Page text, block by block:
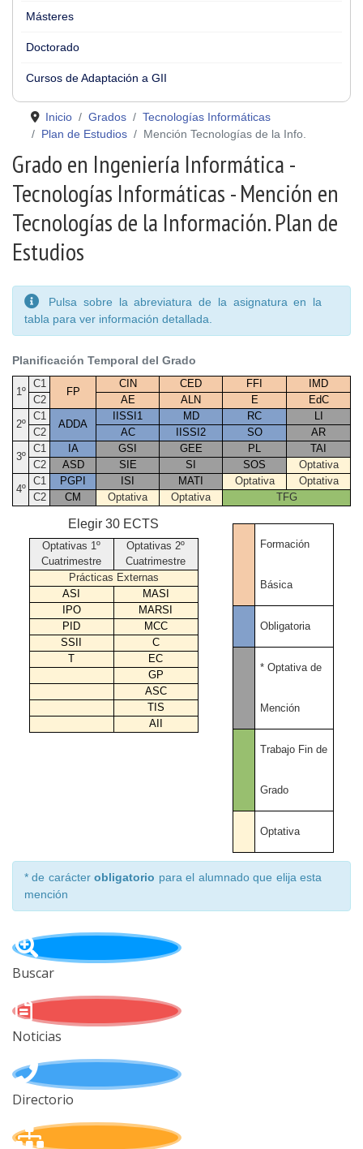
Másteres
Doctorado
Cursos de Adaptación a GII
Inicio Grados
Tecnologías Informáticas
Plan de Estudios
Mención Tecnologías de la Info.
Grado en Ingeniería Informática -
Tecnologías Informáticas - Mención en
Tecnologías de la Información. Plan de
Estudios
Pulsa sobre la abreviatura de la asignatura en la
tabla para ver información detallada.
Planificación Temporal del Grado
1º
C1
FP
CIN CED FFI
IMD
C2
AE ALN E EdC
2º
C1
ADDA
IISSI1 MD RC
LI
C2
AC IISSI2 SO AR
3º
C1 IA GSI GEE PL
TAI
C2
ASD SIE SI SOS Optativa
4º
C1 PGPI ISI MATI Optativa
Optativa
C2
CM Optativa Optativa TFG
Elegir 30 ECTS
Optativas 1º
Cuatrimestre
Optativas 2º
Cuatrimestre
Prácticas Externas
ASI
MASI
IPO
MARSI
PID
MCC
SSII
C
EC
GP
ASC
TIS
AII
Formación
Básica
Obligatoria
* Optativa de
Mención
Trabajo Fin de
Grado
Optativa
* de carácterobligatorio para el alumnado que elija esta
mención
Buscar
Noticias
Directorio